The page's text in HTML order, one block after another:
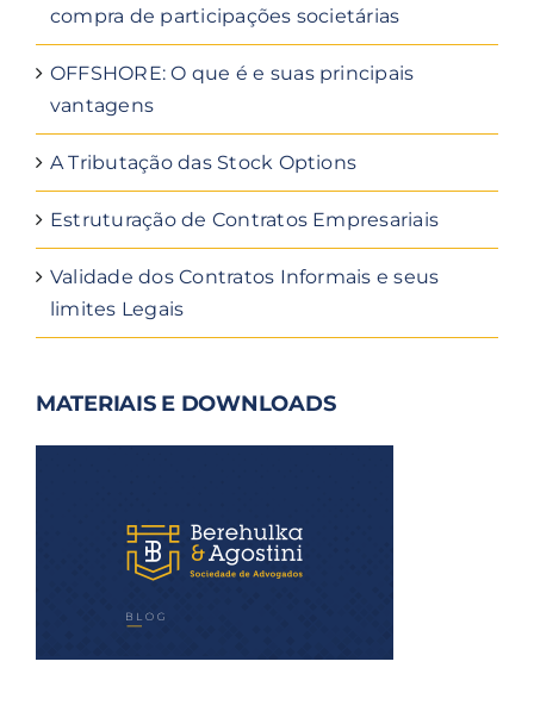
compra de participações societárias
OFFSHORE: O que é e suas principais
vantagens
A Tributação das Stock Options
Estruturação de Contratos Empresariais
Validade dos Contratos Informais e seus
limites Legais
MATERIAIS E DOWNLOADS